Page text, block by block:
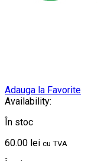
Adauga la Favorite
Availability:
În stoc
60.00 lei cu TVA